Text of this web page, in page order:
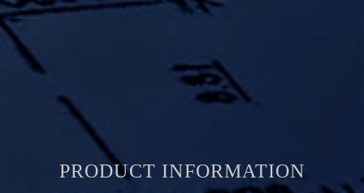
PRODUCT INFORMATION